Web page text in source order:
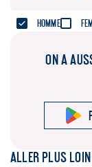
Homme
ON A
Aller plus loin